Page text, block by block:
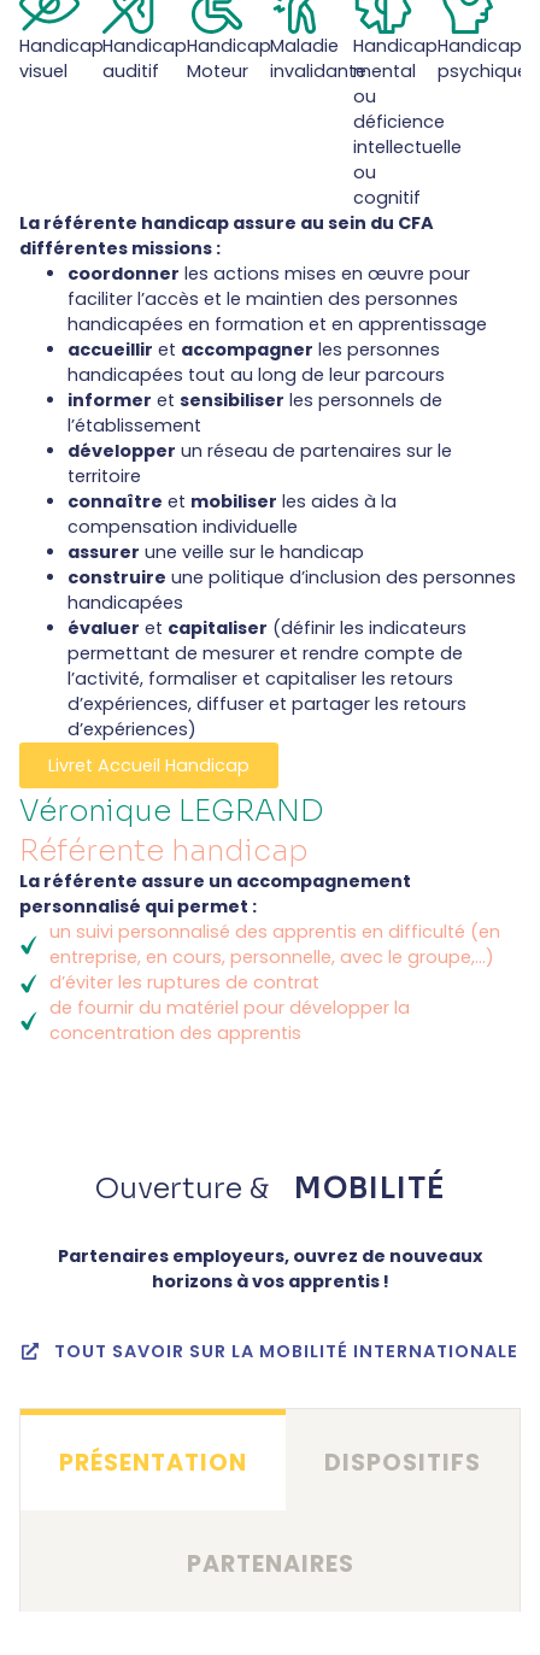
Handicap
visuel
Handicap
auditif
Handicap
Moteur
Maladie
invalidante
Handicap
mental
ou
déficience
intellectuelle
ou
cognitif
Handicap
psychique
La référente handicap assure au sein du CFA
différentes missions :
coordonner les actions mises en œuvre pour
faciliter l’accès et le maintien des personnes
handicapées en formation et en apprentissage
accueillir et accompagner les personnes
handicapées tout au long de leur parcours
informer et sensibiliser les personnels de
l’établissement
développer un réseau de partenaires sur le
territoire
connaître et mobiliser les aides à la
compensation individuelle
assurer une veille sur le handicap
construire une politique d’inclusion des personnes
handicapées
évaluer et capitaliser (définir les indicateurs
permettant de mesurer et rendre compte de
l’activité, formaliser et capitaliser les retours
d’expériences, diffuser et partager les retours
d’expériences)
Livret Accueil Handicap
Véronique LEGRAND
Référente handicap
La référente assure un accompagnement
personnalisé qui permet :
un suivi personnalisé des apprentis en difficulté (en
entreprise, en cours, personnelle, avec le groupe,…)
d’éviter les ruptures de contrat
de fournir du matériel pour développer la
concentration des apprentis
Ouverture & MOBILITÉ
Partenaires employeurs, ouvrez de nouveaux
horizons à vos apprentis !
TOUT SAVOIR SUR LA MOBILITÉ INTERNATIONALE
PRÉSENTATION DISPOSITIFS
PARTENAIRES